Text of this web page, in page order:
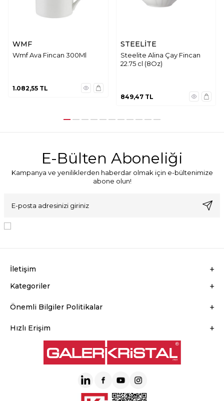
WMF
Wmf Ava Fincan 300Ml
1.082,55 TL
STEELİTE
Steelite Alina Çay Fincan
22.75 cl (8Oz)
849,47TL
E-Bülten Aboneliği
Kampanya ve yeniliklerden haberdar olmak için e-bültenimize
abone olun!
İletişim
Kategoriler
Önemli Bilgiler Politikalar
Hızlı Erişim